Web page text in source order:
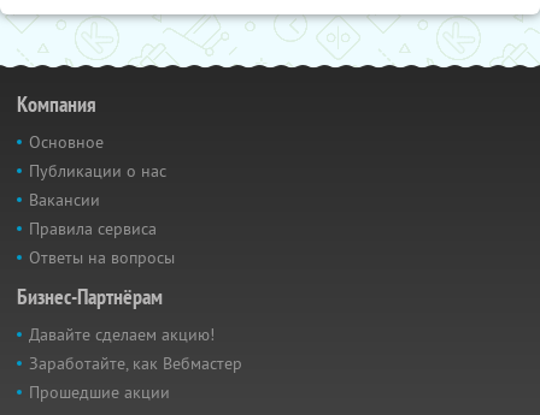
Компания
Основное
Публикации о нас
Вакансии
Правила сервиса
Ответы на вопросы
Бизнес-Партнёрам
Давайте сделаем акцию!
Заработайте, как Вебмастер
Прошедшие акции